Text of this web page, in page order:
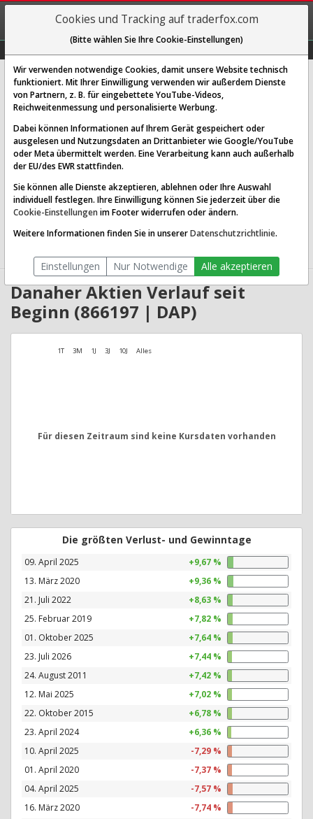
REGIS-
TRIEREN
Danaher Corp.
[DAP | WKN 866197 | ISIN US2358511028]
177,025 € 2,59 %
Echtzeit-Aktienkurs 08.08.2026 05:58 Uhr
BID:177,000 €
Website:
http://www.danaher.com
Sektor:
Healthcare / Diagnostics & Research
143.94 Mrd. USD
Anzahl
702,986,048
Danaher Aktien Verlauf seit
Beginn (866197 | DAP)
1T 3M 1J 3J 10J Alles
Für diesen Zeitraum sind keine Kursdaten vorhanden
Die größten Verlust- und Gewinntage
09. April 2025
+9,67 %
13. März 2020
+9,36 %
21. Juli 2022
+8,63 %
25. Februar 2019
+7,82 %
01. Oktober 2025
+7,64 %
23. Juli 2026
+7,44 %
24. August 2011
+7,42 %
12. Mai 2025
+7,02 %
22. Oktober 2015
+6,78 %
23. April 2024
+6,36 %
10. April 2025
-7,29 %
01. April 2020
-7,37 %
04. April 2025
-7,57 %
16. März 2020
-7,74 %
Cookies und Tracking auf traderfox.com
(Bitte wählen Sie Ihre Cookie-Einstellungen)
Wir verwenden notwendige Cookies, damit unsere Website technisch
funktioniert. Mit Ihrer Einwilligung verwenden wir außerdem Dienste
von Partnern, z. B. für eingebettete YouTube-Videos,
Reichweitenmessung und personalisierte Werbung.
Dabei können Informationen auf Ihrem Gerät gespeichert oder
ausgelesen und Nutzungsdaten an Drittanbieter wie Google/YouTube
oder Meta übermittelt werden. Eine Verarbeitung kann auch außerhalb
der EU/des EWR stattfinden.
Sie können alle Dienste akzeptieren, ablehnen oder Ihre Auswahl
individuell festlegen. Ihre Einwilligung können Sie jederzeit über die
Cookie-Einstellungen im Footer widerrufen oder ändern.
Weitere Informationen finden Sie in unsererDatenschutzrichtlinie.
Einstellungen Nur Notwendige Alle akzeptieren